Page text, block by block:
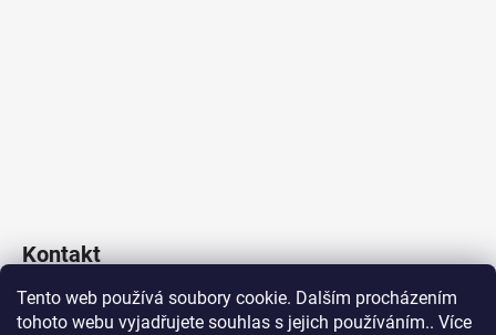
Tento web používá soubory cookie. Dalším procházením
tohoto webu vyjadřujete souhlas s jejich používáním.. Více
Kontakt
Poklop & Kanál s.r.o.
obchod@poklopakanal.cz